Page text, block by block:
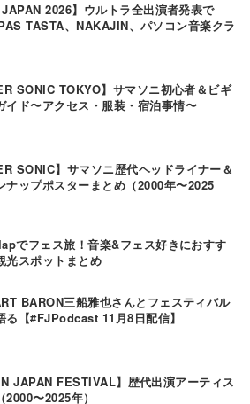
JAPAN 2026】ウルトラ全出演者発表で
TASTA、NAKAJIN、パソコン音楽クラ
SONIC TOKYO】サマソニ初心者＆ビギ
イド〜アクセス・服装・宿泊事情〜
SONIC】サマソニ歴代ヘッドライナー＆
ナップポスターまとめ（2000年〜2025
でフェス旅！音楽&フェス好きにおすす
光スポットまとめ
BARON三船雅也さんとフェスティバル
る【#FJPodcast 11月8日配信】
JAPAN FESTIVAL】歴代出演アーティス
2000〜2025年）